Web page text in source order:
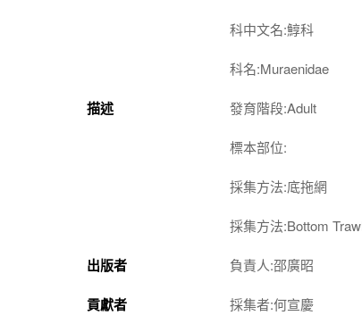
科中文名:鯙科
科名:Muraenidae
描述 發育階段:Adult
標本部位:
採集方法:底拖網
採集方法:Bottom
出版者 負責人:邵廣昭
貢獻者 採集者:何宣慶